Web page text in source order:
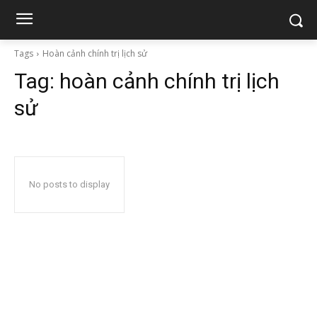
Tags Hoàn cảnh chính trị lịch sử
Tag: hoàn cảnh chính trị lịch
sử
No posts to display